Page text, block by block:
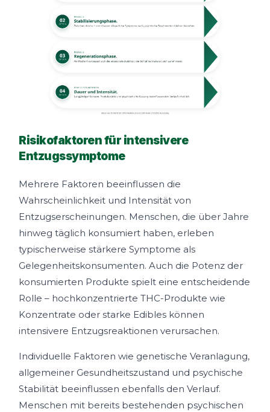
Risikofaktoren für intensivere
Entzugssymptome
Mehrere Faktoren beeinflussen die
Wahrscheinlichkeit und Intensität von
Entzugserscheinungen. Menschen, die über Jahre
hinweg täglich konsumiert haben, erleben
typischerweise stärkere Symptome als
Gelegenheitskonsumenten. Auch die Potenz der
konsumierten Produkte spielt eine entscheidende
Rolle – hochkonzentrierte THC-Produkte wie
Konzentrate oder starke Edibles können
intensivere Entzugsreaktionen verursachen.
Individuelle Faktoren wie genetische Veranlagung,
allgemeiner Gesundheitszustand und psychische
Stabilität beeinflussen ebenfalls den Verlauf.
Menschen mit bereits bestehenden psychischen